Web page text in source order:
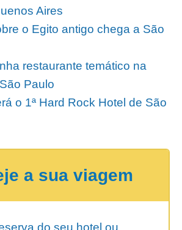
Aires
o Egito antigo chega a São
restaurante temático na
Paulo
o 1ª Hard Rock Hotel de São
a sua viagem
do seu hotel ou